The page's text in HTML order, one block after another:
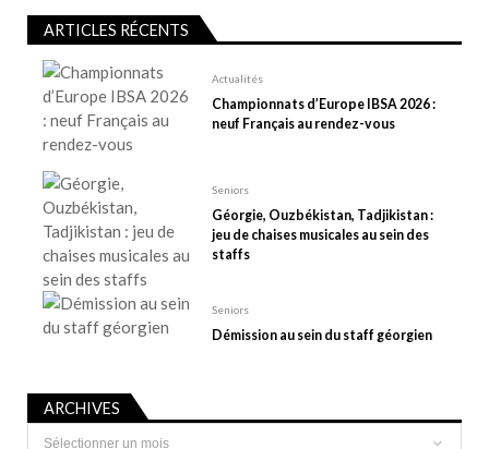
’
a
ARTICLES RÉCENTS
Actualités
Championnats d’Europe IBSA 2026 :
neuf Français au rendez-vous
Seniors
Géorgie, Ouzbékistan, Tadjikistan :
jeu de chaises musicales au sein des
staffs
Seniors
Démission au sein du staff géorgien
ARCHIVES
Archives